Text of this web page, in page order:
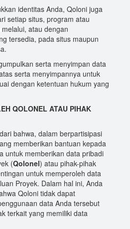
identitas Anda, Qoloni juga
setiap situs, program atau
atau dengan
tersedia, pada situs maupun
serta menyimpan data
serta menyimpannya untuk
dengan ketentuan hukum yang
QOLONEL ATAU PIHAK
bahwa, dalam berpartisipasi
memberikan bantuan kepada
untuk memberikan data pribadi
(Qolonel) atau pihak-pihak
untuk memperoleh data
Proyek. Dalam hal ini, Anda
Qoloni tidak dapat
data Anda tersebut
terkait yang memiliki data